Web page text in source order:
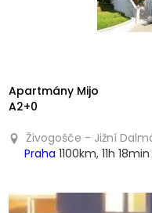
Apartmány Mijo
A2+0
Živogošče - Jižní
Praha 1100km, 11h